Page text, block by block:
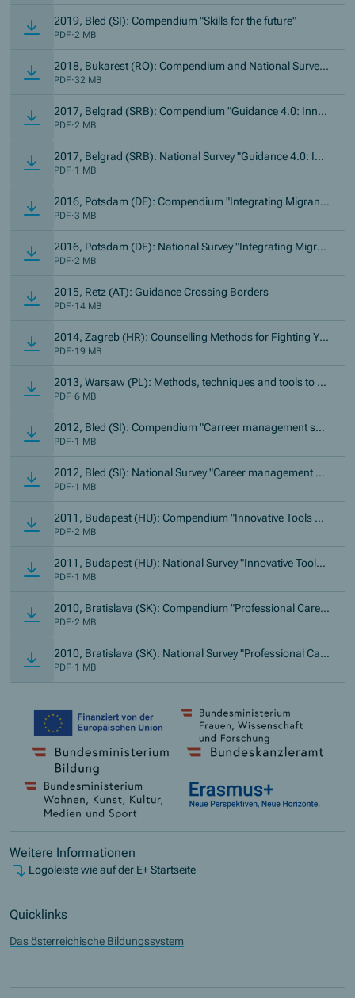
2019, Bled (SI): Compendium "Skills for the future"
PDF·2 MB
2018, Bukarest (RO): Compendium and National Survey
"Guidance and Counselling in the School Curriculum"
PDF·32 MB
2017, Belgrad (SRB): Compendium "Guidance 4.0: Innov
ative Practices for New Skills"
PDF·2 MB
2017, Belgrad (SRB): National Survey "Guidance 4.0: Inn
ovative Practices for New Skills"
PDF·1 MB
2016, Potsdam (DE): Compendium "Integrating Migrants
and Minorities"
PDF·3 MB
2016, Potsdam (DE): National Survey "Integrating Migran
ts and Minorities"
PDF·2 MB
2015, Retz (AT): Guidance Crossing Borders
PDF·14 MB
2014, Zagreb (HR): Counselling Methods for Fighting Yo
uth Unemployment
PDF·19 MB
2013, Warsaw (PL): Methods, techniques and tools to di
agnose competences
PDF·6 MB
2012, Bled (SI): Compendium "Carreer management skill
s"
PDF·1 MB
2012, Bled (SI): National Survey "Career management ski
lls"
PDF·1 MB
2011, Budapest (HU): Compendium "Innovative Tools an
d Methods in Career Guidance and Counselling"
PDF·2 MB
2011, Budapest (HU): National Survey "Innovative Tools
and Methods in Career Guidance and Counselling"
PDF·1 MB
2010, Bratislava (SK): Compendium "Professional Care f
or Counsellors - Who Cares For Those Who Care"
PDF·2 MB
2010, Bratislava (SK): National Survey "Professional Care
for Counsellors - Who Cares For Those Who Care"
PDF·1 MB
Weitere Informationen
Logoleiste wie auf der E+ Startseite
Quicklinks
Das österreichische Bildungssystem